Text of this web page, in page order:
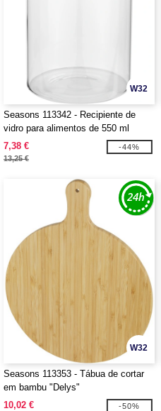
W32
Seasons 113342 - Recipiente de
vidro para alimentos de 550 ml
"Boley"
7,38 €
13,25 €
-44%
W32
Seasons 113353 - Tábua de cortar
em bambu "Delys"
10,02 €
-50%